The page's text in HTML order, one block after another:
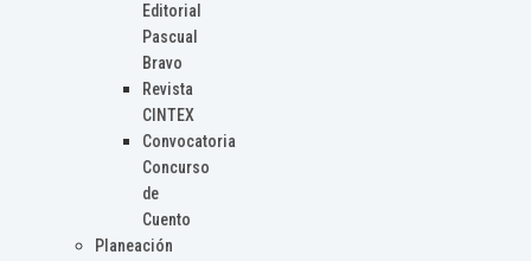
Editorial
Pascual
Bravo
Revista
CINTEX
Convocatoria
Concurso
de
Cuento
Planeación